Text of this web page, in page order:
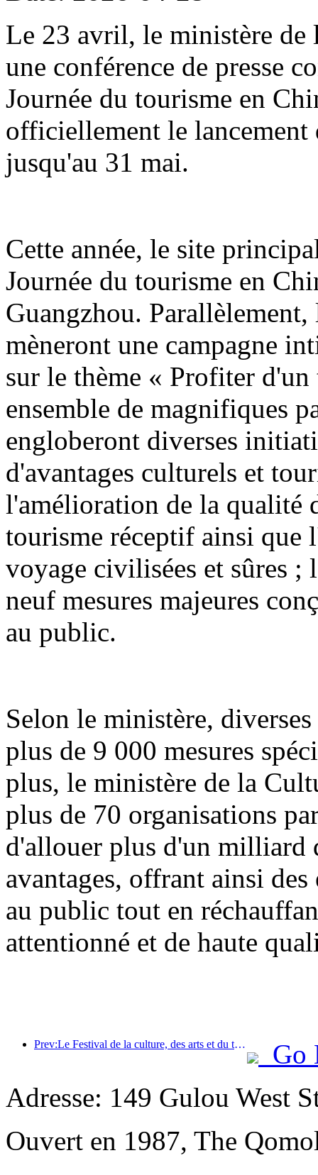
Le 23 avril, le ministère de
une conférence de presse
Journée du tourisme en
officiellement le lancement
jusqu'au 31 mai.
Cette année, le site
Journée du tourisme en
Guangzhou.
mèneront une campagne
sur le thème « Profiter
ensemble de magnifiques
engloberont diverses
d'avantages culturels et
l'amélioration de la qualité
tourisme réceptif ainsi que
voyage civilisées et sûres ;
neuf mesures majeures
au public.
Selon le ministère,
plus de 9 000 mesures
plus, le ministère de la
plus de 70 organisations
d'allouer plus d'un milliard
avantages, offrant ainsi
au public tout en
attentionné et de haute
Prev:Le Festival de la culture, des arts et du tourisme international de Jiangnan ouvrira ses portes le 25 avril.
Go
Adresse: 149 Gulou West
Ouvert en 1987, The